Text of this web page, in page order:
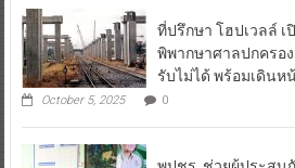
ที่ปรึกษา โฮปเวลล์
พิพากษาศาลปกครอ
รับไม่ได้ พร้อมเดินห
October 5, 2025 0